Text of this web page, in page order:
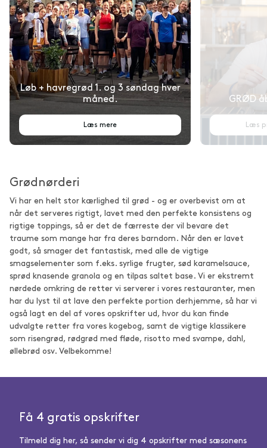
Løb + havregrød 1. og 3 søndag hver
måned.
Læs mere
GRØD
Læs
Grødnørderi
Vi har en helt stor kærlighed til grød - og er overbevist om at
når det serveres rigtigt, lavet med den perfekte konsistens og
rigtige toppings, så er det de færreste der vil bevare det
traume som mange har fra deres barndom. Når den er lavet
godt, så smager det fantastisk, med alle de vigtige
smagselementer som f.eks. syrlige frugter, sød karamelsauce,
sprød knasende granola og en tilpas saltet base. Vi er ekstremt
nørdede omkring de retter vi serverer i vores restauranter, men
har du lyst til at lave den perfekte portion derhjemme, så har vi
også lagt en del af vores opskrifter ud, hvor du kan finde
udvalgte retter fra vores kogebog, samt de vigtige klassikere
som risengrød, rødgrød med fløde, risotto med svampe, dahl,
øllebrød osv. Velbekomme!
Få 4 gratis opskrifter
Tilmeld dig her, så sender vi dig 4 opskrifter med sæsonens